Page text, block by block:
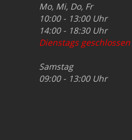
Mo, Mi, Do, Fr
10:00 - 13:00 Uhr
14:00 - 18:30 Uhr
Dienstags geschlossen
Samstag
09:00 - 13:00 Uhr